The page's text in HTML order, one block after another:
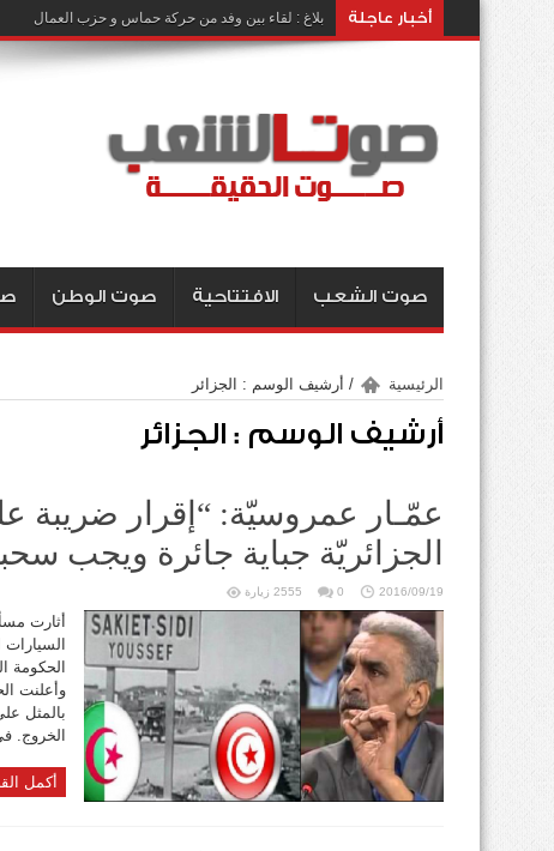
أخبار عاجلة بلاغ : لقاء بين وفد من حركة حماس و حزب العمال
صوت الشعب الافتتاحية صوت الوطن
الرئيسية / أرشيف الوسم : الجزائر
أرشيف الوسم : الجزائر
عمّـار عمروسيّة: “إقرار ضريبة
الجزائريّة جباية جائرة ويجب
2016/09/19
0 2555 زيارة
أثارت
الحكومة
وأعلنت
بالمثل
الخروج.
أكمل